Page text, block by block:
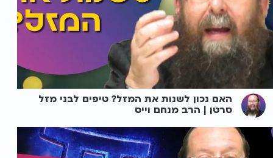
האם נכון לשנות את המזל? טיפים לבני מזל
סרטן | הרב מנחם וייס